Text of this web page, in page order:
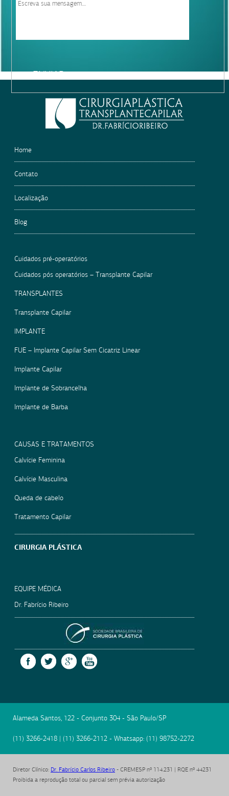
leave
Home
Contato
Localização
Blog
Cuidados pré-operatórios
Cuidados pós operatórios – Transplante Capilar
TRANSPLANTES
Transplante Capilar
IMPLANTE
FUE – Implante Capilar Sem Cicatriz Linear
Implante Capilar
Implante de Sobrancelha
Implante de Barba
CAUSAS E TRATAMENTOS
Calvície Feminina
Calvície Masculina
Queda de cabelo
Tratamento Capilar
CIRURGIA PLÁSTICA
EQUIPE MÉDICA
Dr. Fabrício Ribeiro
FACEBOOKTWITTERGOOGLE +
Alameda Santos, 122 - Conjunto 304 - São Paulo/SP
(11) 3266-2418 | (11) 3266-2112 - Whatsapp: (11) 98752-2272
Diretor Clínico: Dr. Fabrício Carlos Ribeiro - CREMESP nº 114.231 | RQE nº 44231
Proibida a reprodução total ou parcial sem prévia autorização